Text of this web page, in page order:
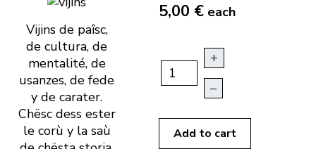
Vijins de paîsc,
de cultura, de
mentalité, de
usanzes, de fede
y de carater.
Chësc dess ester
le corù y la saù
5,00 € each
+
–
Add to cart